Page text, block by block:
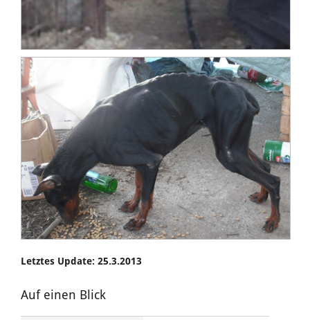
Letztes Update: 25.3.2013
Auf einen Blick